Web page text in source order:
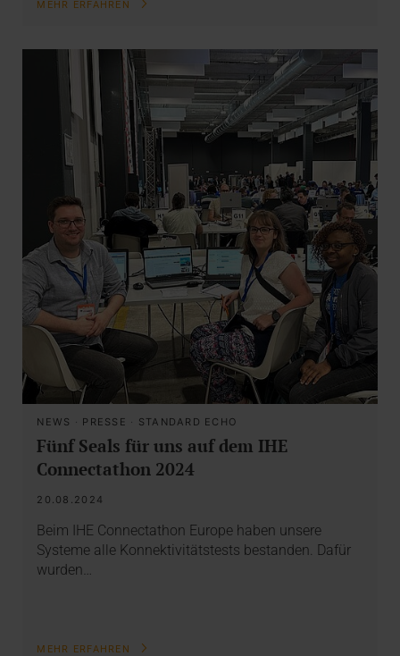
MEHR ERFAHREN
NEWS · PRESSE · STANDARD ECHO
Fünf Seals für uns auf dem IHE
Connectathon 2024
20.08.2024
Beim IHE Connectathon Europe haben unsere
Systeme alle Konnektivitätstests bestanden. Dafür
wurden…
MEHR ERFAHREN